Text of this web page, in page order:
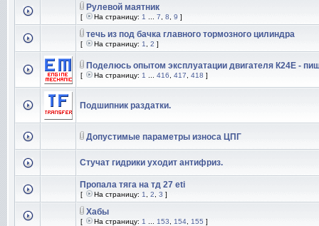
Рулевой маятник
[ На страницу: 1 7 8 9 ]
течь из под бачка главного тормозного цилиндра
[ На страницу: 1 2 ]
Поделюсь опытом эксплуатации двигателя К24Е -
[ На страницу: 1 416 417 418 ]
Подшипник раздатки.
Допустимые параметры износа ЦПГ
Стучат гидрики уходит антифриз.
Пропала тяга на тд 27 eti
[ На страницу: 1 2 3 ]
Хабы
[ На страницу: 1 153 154 155 ]